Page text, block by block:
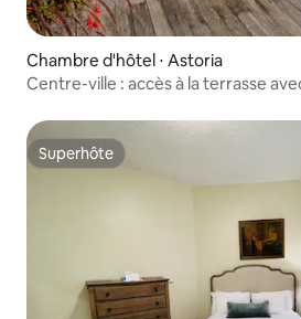
Chambre d'hôtel ⋅ Astoria
Centre-ville : accès à la terrasse
Superhôte
Superhôte